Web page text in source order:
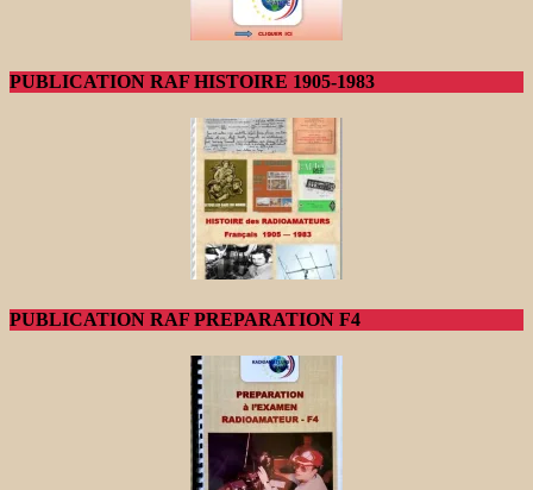
PUBLICATION RAF HISTOIRE 1905-1983
PUBLICATION RAF PREPARATION F4